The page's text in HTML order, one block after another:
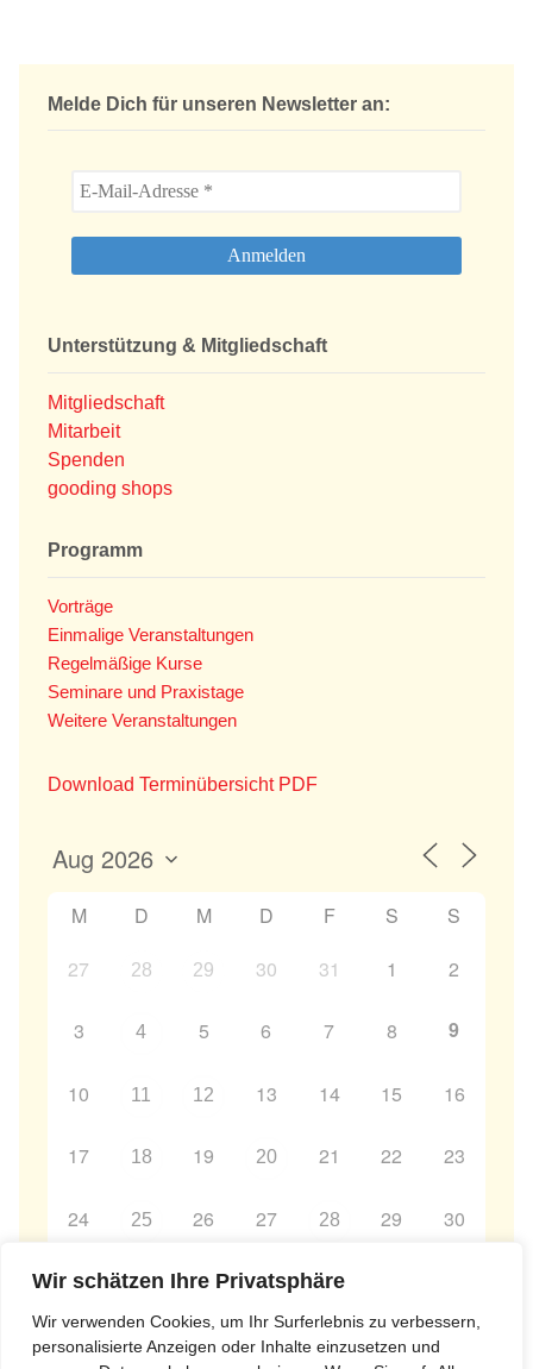
Wir schätzen Ihre Privatsphäre
Wir verwenden Cookies, um Ihr Surferlebnis zu verbessern,
personalisierte Anzeigen oder Inhalte einzusetzen und
Melde Dich für unseren Newsletter an:
Unterstützung & Mitgliedschaft
Mitgliedschaft
Mitarbeit
Spenden
gooding shops
Programm
Vorträge
Einmalige Veranstaltungen
Regelmäßige Kurse
Seminare und Praxistage
Weitere Veranstaltungen
Download Terminübersicht PDF
M D M D F S
S
27
28 29 30 31 1 2
3 4 5 6 7 8 9
10 11 12 13 14 15 16
17 18 19 20 21 22 23
24 25 26 27 28 29 30
31 1 2 3 4